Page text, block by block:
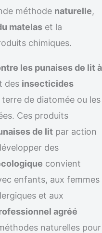
méthode naturelle,
matelas et la
chimiques.
les punaises de lit à
des insecticides
de diatomée ou les
Ces produits
de lit par action
des
convient
enfants, aux femmes
et aux
agréé
naturelles pour